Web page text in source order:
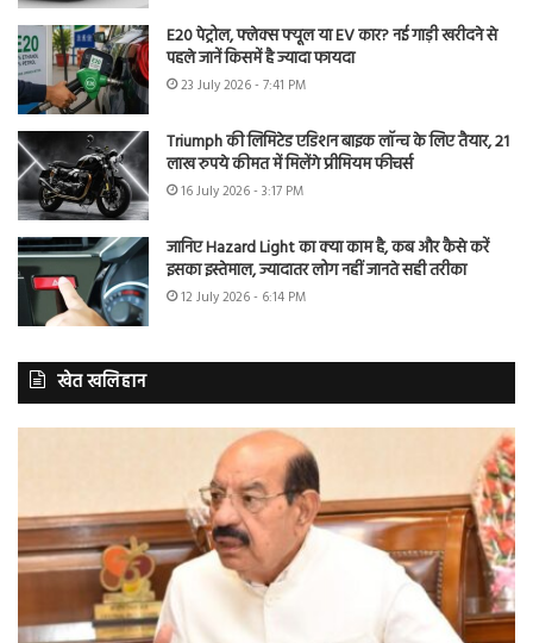
E20 पेट्रोल, फ्लेक्स फ्यूल या EV कार? नई गाड़ी खरीदने से
पहले जानें किसमें है ज्यादा फायदा
23 July 2026 - 7:41 PM
Triumph की लिमिटेड एडिशन बाइक लॉन्च के लिए तैयार, 21
लाख रुपये कीमत में मिलेंगे प्रीमियम फीचर्स
16 July 2026 - 3:17 PM
जानिए Hazard Light का क्या काम है, कब और कैसे करें
इसका इस्तेमाल, ज्यादातर लोग नहीं जानते सही तरीका
12 July 2026 - 6:14 PM
खेत खलिहान